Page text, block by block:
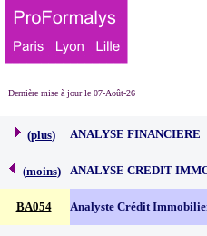
Dernière mise à jour le 07-Août-26
(plus) ANALYSE FINANCIERE
(moins) ANALYSE CREDIT
BA054 Analyste Crédit